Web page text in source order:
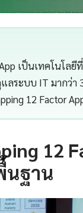
เป็นเทคโนโ
ระบบ IT มากว่า
12 Factor
12
นฐาน